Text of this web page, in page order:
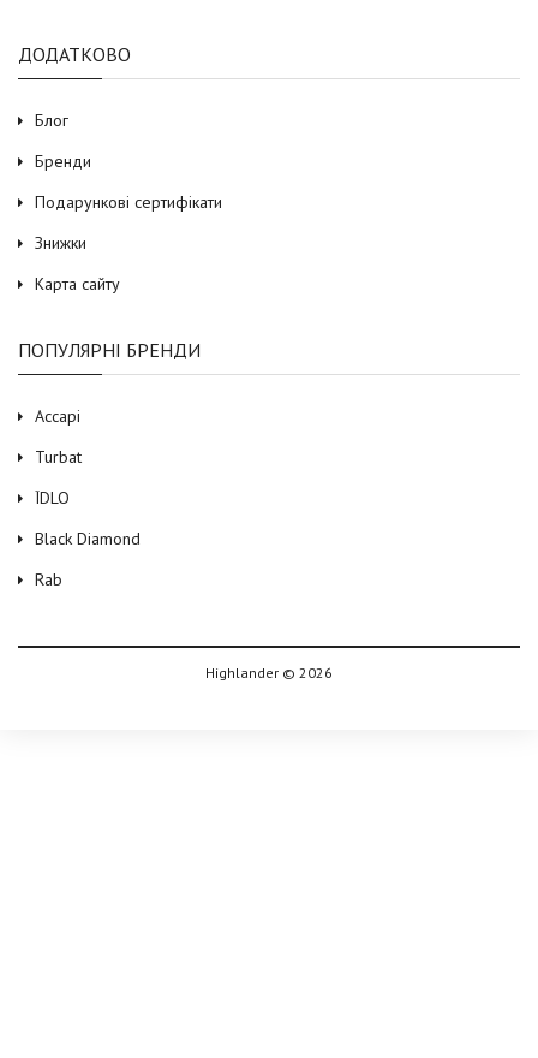
ДОДАТКОВО
Блог
Бренди
Подарункові сертифікати
Знижки
Карта сайту
ПОПУЛЯРНІ БРЕНДИ
Accapi
Turbat
ЇDLO
Black Diamond
Rab
Highlander © 2026